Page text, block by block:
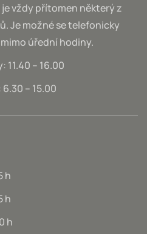
vždy přítomen některý z
Je možné se telefonicky
úřední hodiny.
11.40 – 16.00
– 15.00
h
h
h